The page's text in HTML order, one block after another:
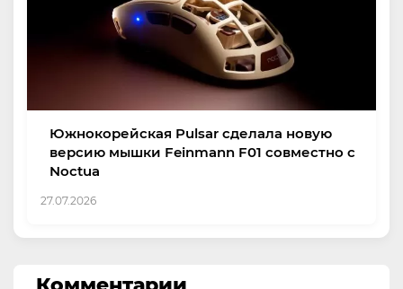
Южнокорейская Pulsar сделала новую
версию мышки Feinmann F01 совместно с
Noctua
27.07.2026